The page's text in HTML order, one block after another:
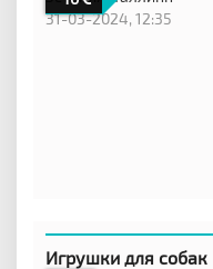
31-03-2024, 12:35
Игрушки для собак